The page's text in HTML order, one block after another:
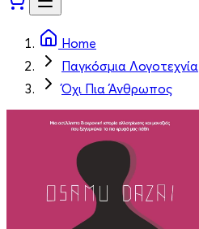
Home
Παγκόσμια Λογοτεχνία
Όχι Πια Άνθρωπος